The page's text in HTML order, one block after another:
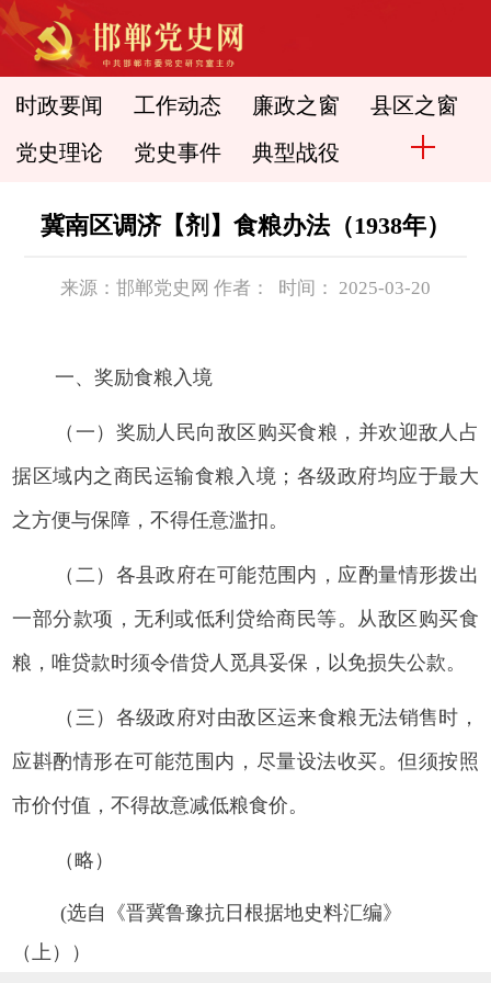
时政要闻 工作动态 廉政之窗 县区之窗
党史理论 党史事件 典型战役
冀南区调济【剂】食粮办法（1938年）
来源：邯郸党史网 作者： 时间： 2025-03-20
一、奖励食粮入境
（一）奖励人民向敌区购买食粮，并欢迎敌人占
据区域内之商民运输食粮入境；各级政府均应于最大
之方便与保障，不得任意滥扣。
（二）各县政府在可能范围内，应酌量情形拨出
一部分款项，无利或低利贷给商民等。从敌区购买食
粮，唯贷款时须令借贷人觅具妥保，以免损失公款。
（三）各级政府对由敌区运来食粮无法销售时，
应斟酌情形在可能范围内，尽量设法收买。但须按照
市价付值，不得故意减低粮食价。
（略）
(选自《晋冀鲁豫抗日根据地史料汇编》
（上））